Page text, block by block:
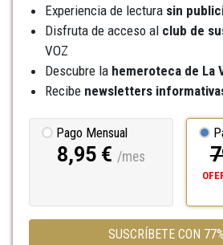
Experiencia de lectura sin
Disfruta de acceso al club de
VOZ
Descubre la hemeroteca de La
Recibe newsletters
Pago Mensual
8,95 € /mes
SUSCRÍBETE CON